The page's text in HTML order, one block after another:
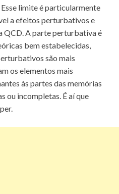
limite é particularmente
a efeitos perturbativos e
QCD. A parte perturbativa é
bem estabelecidas,
são mais
os elementos mais
às partes das memórias
ou incompletas. É aí que